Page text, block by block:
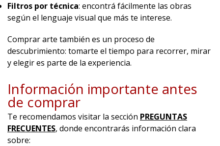
Filtros por técnica: encontrá fácilmente las obras
según el lenguaje visual que más te interese.
Comprar arte también es un proceso de
descubrimiento: tomarte el tiempo para recorrer, mirar
y elegir es parte de la experiencia.
Información importante antes
de comprar
Te recomendamos visitar la sección PREGUNTAS
FRECUENTES, donde encontrarás información clara
sobre: